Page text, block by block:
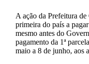
A ação da Prefeitura
primeira do país a
mesmo antes do
pagamento da 1ª
maio a 8 de junho, aos